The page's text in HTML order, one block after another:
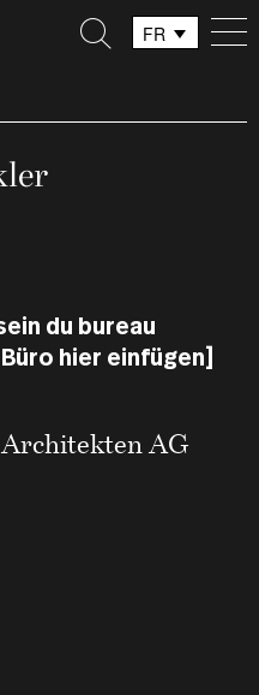
FR
du bureau
hier einfügen]
AG